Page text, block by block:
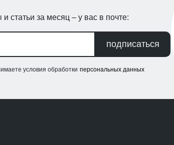
статьи за месяц – у вас в почте:
подписаться
условия обработки персональных данных